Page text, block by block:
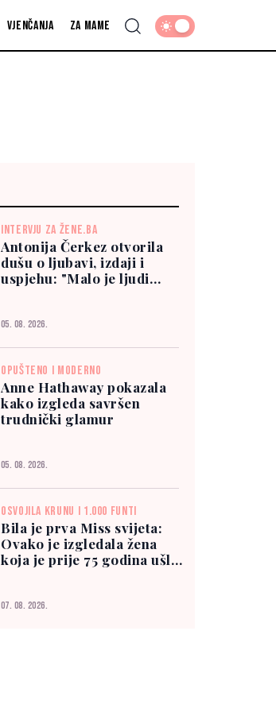
Vjenčanja Za mame
INTERVJU ZA ŽENE.BA
Antonija Čerkez otvorila
dušu o ljubavi, izdaji i
uspjehu: "Malo je ljudi
05. 08. 2026.
OPUŠTENO I MODERNO
Anne Hathaway pokazala
kako izgleda savršen
trudnički glamur
05. 08. 2026.
OSVOJILA KRUNU I 1.000 FUNTI
Bila je prva Miss svijeta:
Ovako je izgledala žena
koja je prije 75 godina ušla
07. 08. 2026.